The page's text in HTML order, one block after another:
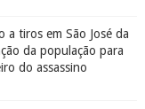
a tiros em São José da
da população para
do assassino